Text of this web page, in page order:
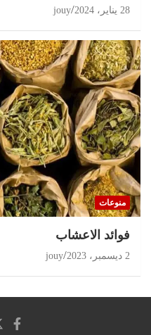
28 يناير، 2024 jouy
منوعات
‏فوائد الاعشاب
2 ديسمبر، 2023 jouy